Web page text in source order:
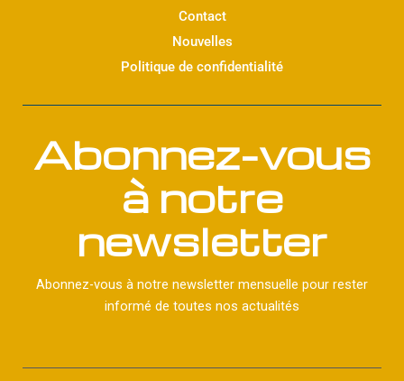
Contact
Nouvelles
Politique de confidentialité
Abonnez-vous
à notre
newsletter
Abonnez-vous à notre newsletter mensuelle pour rester
informé de toutes nos actualités